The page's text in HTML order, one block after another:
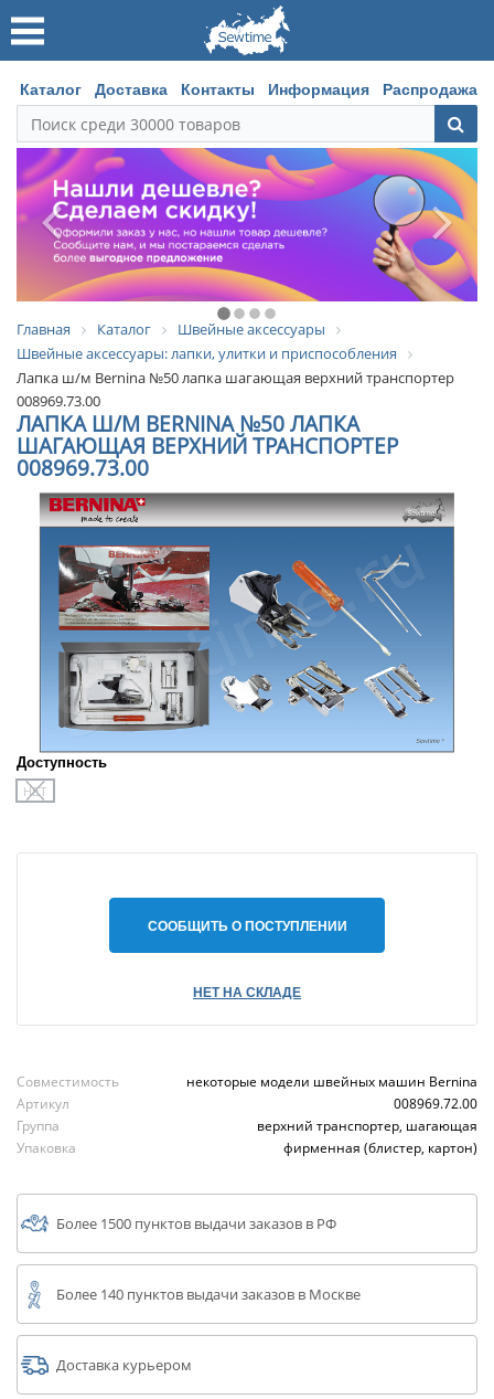
Каталог Доставка Контакты Информация Распродажа
Главная Каталог
Швейные аксессуары
Швейные аксессуары: лапки, улитки и приспособления
Лапка ш/м Bernina №50 лапка шагающая верхний транспортер
008969.73.00
ЛАПКА Ш/М BERNINA №50 ЛАПКА
ШАГАЮЩАЯ ВЕРХНИЙ ТРАНСПОРТЕР
008969.73.00
Доступность
НЕТ
СООБЩИТЬ О ПОСТУПЛЕНИИ
НЕТ НА СКЛАДЕ
Совместимость
некоторые модели швейных машин Bernina
Артикул
008969.72.00
Группа
верхний транспортер, шагающая
Упаковка
фирменная (блистер, картон)
Более 1500 пунктов выдачи заказов в РФ
Более 140 пунктов выдачи заказов в Москве
Доставка курьером